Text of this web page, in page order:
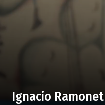
Ignacio Ramonet